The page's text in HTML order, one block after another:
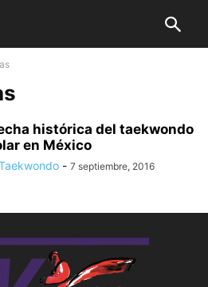
histórica del taekwondo
en México
- 7 septiembre, 2016